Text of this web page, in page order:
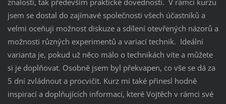
znalosti, tak především praktické dovednosti. V rámci kurzu
jsem se dostal do zajímavé společnosti všech účastníků a
velmi oceňuji možnost diskuze a sdílení otevřených názorů a
možnosti různých experimentů a variací technik. Ideální
varianta je, pokud už něco málo o technikách víte a můžete
si je doplňovat. Osobně jsem byl překvapen, co vše se dá za
5 dní zvládnout a procvičit. Kurz mi také přinesl hodně
inspirací a doplňujících informací, které Vojtěch v rámci své